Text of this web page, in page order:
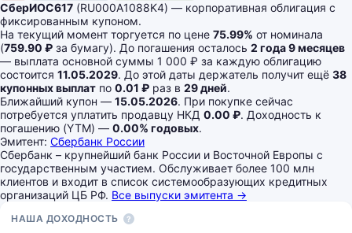
СберИОС617 (RU000A1088K4) — корпоративная облигация с
фиксированным купоном.
На текущий момент торгуется по цене 75.99% от номинала
(759.90 ₽ за бумагу). До погашения осталось 2 года 9 месяцев
— выплата основной суммы 1 000 ₽ за каждую облигацию
состоится 11.05.2029. До этой даты держатель получит ещё 38
купонных выплат по 0.01 ₽ раз в 29 дней.
Ближайший купон — 15.05.2026. При покупке сейчас
потребуется уплатить продавцу НКД 0.00 ₽. Доходность к
погашению (YTM) — 0.00% годовых.
Эмитент: Сбербанк России
Сбербанк – крупнейший банк России и Восточной Европы с
государственным участием. Обслуживает более 100 млн
клиентов и входит в список системообразующих кредитных
организаций ЦБ РФ. Все выпуски эмитента →
Основные показатели
НАША ДОХОДНОСТЬ ?